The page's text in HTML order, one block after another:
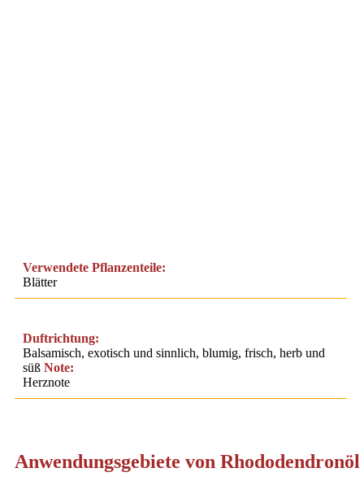
Verwendete Pflanzenteile:
Blätter
Duftrichtung:
Balsamisch, exotisch und sinnlich, blumig, frisch, herb und
süß Note:
Herznote
Anwendungsgebiete von Rhododendronöl